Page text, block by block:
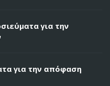
για την
για την απόφαση